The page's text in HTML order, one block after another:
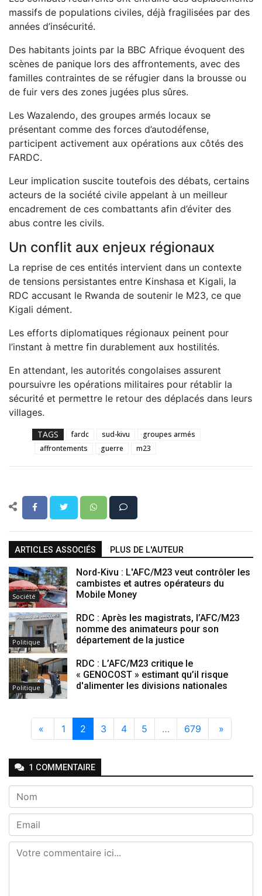
massifs de populations civiles, déjà fragilisées par des
années d’insécurité.
Des habitants joints par la BBC Afrique évoquent des
scènes de panique lors des affrontements, avec des
familles contraintes de se réfugier dans la brousse ou
de fuir vers des zones jugées plus sûres.
Les Wazalendo, des groupes armés locaux se
présentant comme des forces d’autodéfense,
participent activement aux opérations aux côtés des
FARDC.
Leur implication suscite toutefois des débats, certains
acteurs de la société civile appelant à un meilleur
encadrement de ces combattants afin d’éviter des
abus contre les civils.
Un conflit aux enjeux régionaux
La reprise de ces entités intervient dans un contexte
de tensions persistantes entre Kinshasa et Kigali, la
RDC accusant le Rwanda de soutenir le M23, ce que
Kigali dément.
Les efforts diplomatiques régionaux peinent pour
l’instant à mettre fin durablement aux hostilités.
En attendant, les autorités congolaises assurent
poursuivre les opérations militaires pour rétablir la
sécurité et permettre le retour des déplacés dans leurs
villages.
TAGS fardc sud-kivu
groupes armés
affrontements
guerre m23
ARTICLES ASSOCIÉS PLUS DE L'AUTEUR
Société
Nord-Kivu : L'AFC/M23 veut contrôler les
cambistes et autres opérateurs du
Mobile Money
Politique
RDC : Après les magistrats, l’AFC/M23
nomme des animateurs pour son
département de la justice
Politique
RDC : L’AFC/M23 critique le
« GENOCOST » estimant qu’il risque
d'alimenter les divisions nationales
« 1 2 3 4 5 … 679 »
1 COMMENTAIRE